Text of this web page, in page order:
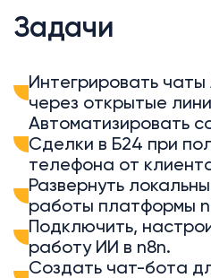
Задачи
Интегрировать чаты
через открытые
Автоматизировать
Сделки в Б24 при
телефона от
Развернуть
работы платформы
Подключить,
работу ИИ в n8n.
Создать чат-бота